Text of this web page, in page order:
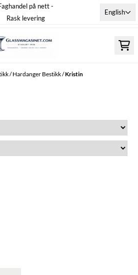
på nett -
Rask levering
English
/Hardanger Bestikk/Kristin